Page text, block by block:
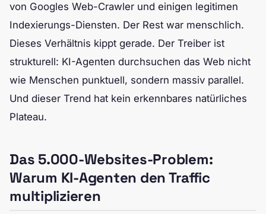
von Googles Web-Crawler und einigen legitimen
Indexierungs-Diensten. Der Rest war menschlich.
Dieses Verhältnis kippt gerade. Der Treiber ist
strukturell: KI-Agenten durchsuchen das Web nicht
wie Menschen punktuell, sondern massiv parallel.
Und dieser Trend hat kein erkennbares natürliches
Plateau.
Das 5.000-Websites-Problem:
Warum KI-Agenten den Traffic
multiplizieren